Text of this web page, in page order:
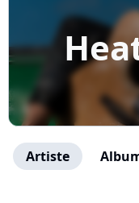
Artiste